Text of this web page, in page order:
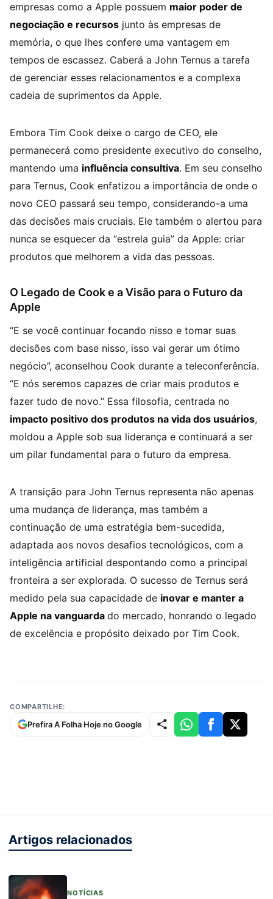
empresas como a Apple possuem maior poder de
negociação e recursos junto às empresas de
memória, o que lhes confere uma vantagem em
tempos de escassez. Caberá a John Ternus a tarefa
de gerenciar esses relacionamentos e a complexa
cadeia de suprimentos da Apple.
Embora Tim Cook deixe o cargo de CEO, ele
permanecerá como presidente executivo do conselho,
mantendo uma influência consultiva. Em seu conselho
para Ternus, Cook enfatizou a importância de onde o
novo CEO passará seu tempo, considerando-a uma
das decisões mais cruciais. Ele também o alertou para
nunca se esquecer da “estrela guia” da Apple: criar
produtos que melhorem a vida das pessoas.
O Legado de Cook e a Visão para o Futuro da
Apple
“E se você continuar focando nisso e tomar suas
decisões com base nisso, isso vai gerar um ótimo
negócio”, aconselhou Cook durante a teleconferência.
“E nós seremos capazes de criar mais produtos e
fazer tudo de novo.” Essa filosofia, centrada no
impacto positivo dos produtos na vida dos usuários,
moldou a Apple sob sua liderança e continuará a ser
um pilar fundamental para o futuro da empresa.
A transição para John Ternus representa não apenas
uma mudança de liderança, mas também a
continuação de uma estratégia bem-sucedida,
adaptada aos novos desafios tecnológicos, com a
inteligência artificial despontando como a principal
fronteira a ser explorada. O sucesso de Ternus será
medido pela sua capacidade de inovar e manter a
Apple na vanguarda do mercado, honrando o legado
de excelência e propósito deixado por Tim Cook.
COMPARTILHE:
Prefira A Folha Hoje no Google
Artigos relacionados
NOTÍCIAS